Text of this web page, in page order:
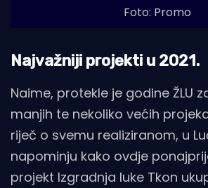
Foto: Promo
Najvažniji projekti u 2021.
Naime, protekle je godine ŽLU
manjih te nekoliko većih
riječ o svemu realiziranom, u
napominju kako ovdje
projekt Izgradnja luke Tkon